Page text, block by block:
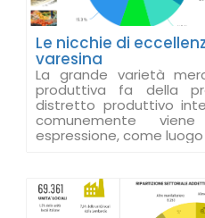
Le nicchie di
varesina
La grande varietà
produttiva fa della
distretto produttivo
comunemente
espressione, come luogo